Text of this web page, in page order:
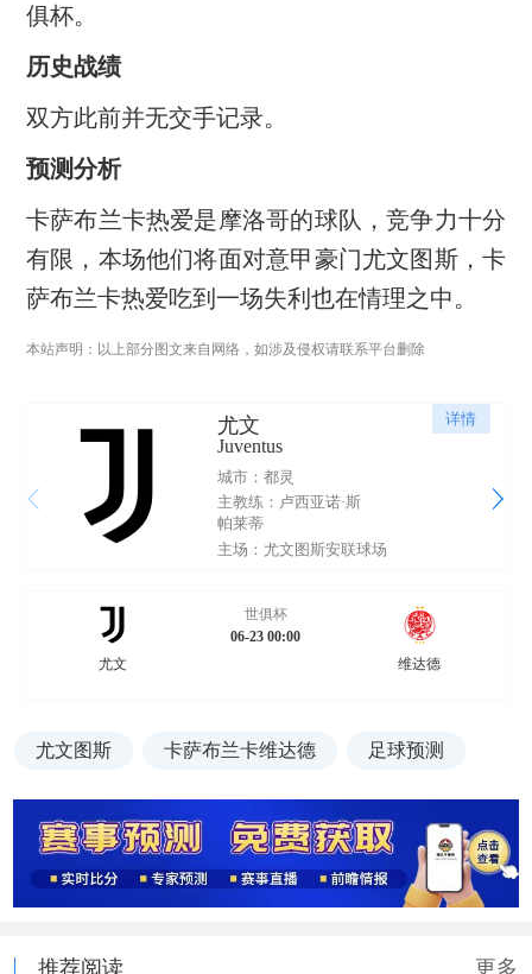
俱杯。
历史战绩
双方此前并无交手记录。
预测分析
卡萨布兰卡热爱是摩洛哥的球队，竞争力十分
有限，本场他们将面对意甲豪门尤文图斯，卡
萨布兰卡热爱吃到一场失利也在情理之中。
本站声明：以上部分图文来自网络，如涉及侵权请联系平台删除
详情
尤文
Juventus
城市：都灵
主教练：卢西亚诺·斯
帕莱蒂
主场：尤文图斯安联球场
尤文
世俱杯
06-23 00:00
维达德
尤文图斯 卡萨布兰卡维达德 足球预测
推荐阅读 更多